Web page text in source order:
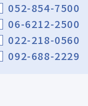
052-854-7500
06-6212-2500
022-218-0560
092-688-2229